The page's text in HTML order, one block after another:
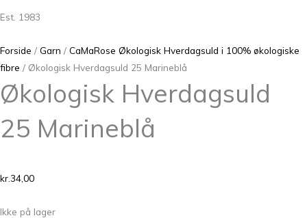
Est. 1983
Forside / Garn / CaMaRose Økologisk Hverdagsuld i 100% økologiske
fibre / Økologisk Hverdagsuld 25 Marineblå
Økologisk Hverdagsuld
25 Marineblå
kr.34,00
Ikke på lager